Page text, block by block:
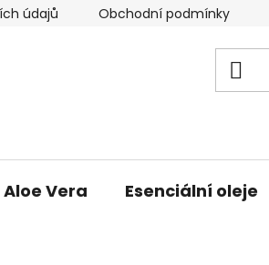
údajů Obchodní podmínky
Aloe Vera Esenciální oleje